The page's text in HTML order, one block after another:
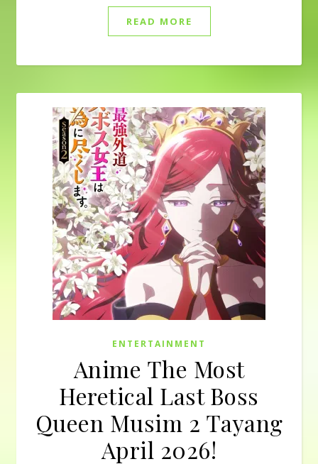
READ MORE
ENTERTAINMENT
Anime The Most
Heretical Last Boss
Queen Musim 2 Tayang
April 2026!